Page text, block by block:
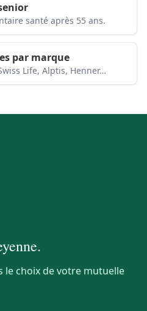
santé après 55 ans.
par marque
Life, Alptis, Henner…
.
le choix de votre mutuelle